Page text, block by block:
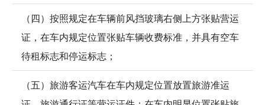
（四）按照规定在车辆前风挡玻璃右侧上方张贴营运
证，在车内规定位置张贴车辆收费标准，并具有空车
待租标志和停运标志；
（五）旅游客运汽车在车内规定位置放置旅游准运